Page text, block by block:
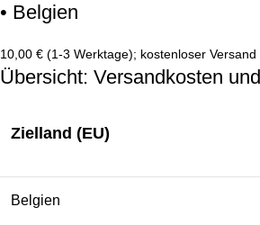
• Belgien
10,00 € (1-3 Werktage); kostenloser
Übersicht: Versandkosten
Zielland (EU)
Belgien